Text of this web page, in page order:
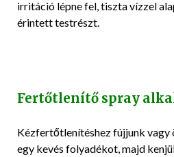
irritáció lépne fel, tiszta vízzel
érintett testrészt.
Fertőtlenítő spray
Kézfertőtlenítéshez fújjunk vagy
egy kevés folyadékot, majd